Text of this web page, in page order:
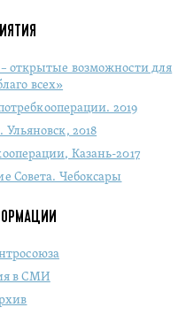
открытые возможности для
всех»
2019
2018
Казань-2017
Совета. Чебоксары
в СМИ